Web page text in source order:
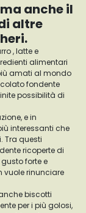
anche il
altre
, latte e
alimentari
amati al mondo
fondente
possibilità di
e in
interessanti che
Tra questi
ricoperte di
forte e
vuole rinunciare
biscotti
per i più golosi,